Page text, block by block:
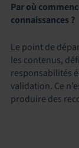
Par où
connaissances ?
Le point de
les contenus,
responsabilités
validation. Ce
produire des